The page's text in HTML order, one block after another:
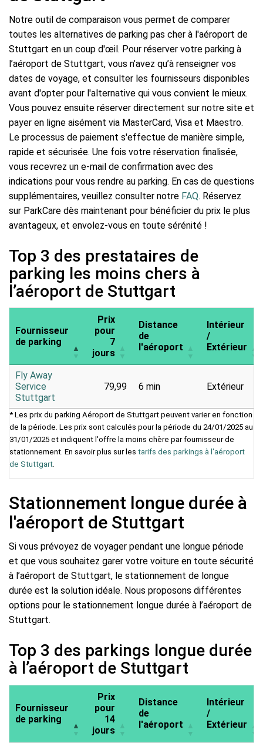
Notre outil de comparaison vous permet de comparer
toutes les alternatives de parking pas cher à l'aéroport de
Stuttgart en un coup d'œil. Pour réserver votre parking à
l’aéroport de Stuttgart, vous n’avez qu’à renseigner vos
dates de voyage, et consulter les fournisseurs disponibles
avant d'opter pour l'alternative qui vous convient le mieux.
Vous pouvez ensuite réserver directement sur notre site et
payer en ligne aisément via MasterCard, Visa et Maestro.
Le processus de paiement s'effectue de manière simple,
rapide et sécurisée. Une fois votre réservation finalisée,
vous recevrez un e-mail de confirmation avec des
indications pour vous rendre au parking. En cas de questions
supplémentaires, veuillez consulter notre FAQ. Réservez
sur ParkCare dès maintenant pour bénéficier du prix le plus
avantageux, et envolez-vous en toute sérénité !
Top 3 des prestataires de
parking les moins chers à
l’aéroport de Stuttgart
Fournisseur
de parking
Prix
pour
7
jours
Distance
de
l'aéroport
Intérieur
/
Extérieur
Fly Away
Service
Stuttgart
79,99 6 min Extérieur
* Les prix du parking Aéroport de Stuttgart peuvent varier en fonction
de la période. Les prix sont calculés pour la période du 24/01/2025 au
31/01/2025 et indiquent l'offre la moins chère par fournisseur de
stationnement. En savoir plus sur les tarifs des parkings à l'aéroport
de Stuttgart.
Stationnement longue durée à
l'aéroport de Stuttgart
Si vous prévoyez de voyager pendant une longue période
et que vous souhaitez garer votre voiture en toute sécurité
à l’aéroport de Stuttgart, le stationnement de longue
durée est la solution idéale. Nous proposons différentes
options pour le stationnement longue durée à l’aéroport de
Stuttgart.
Top 3 des parkings longue durée
à l’aéroport de Stuttgart
Fournisseur
de parking
Prix
pour
14
jours
Distance
de
l'aéroport
Intérieur
/
Extérieur